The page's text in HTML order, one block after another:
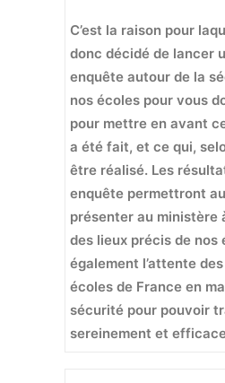
C’est la raison pour
donc décidé de lancer
enquête autour de la
nos écoles pour vous
pour mettre en avant
a été fait, et ce qui,
être réalisé. Les
enquête permettront au
présenter au ministère
des lieux précis de nos
également l’attente
écoles de France en
sécurité pour pouvoir
sereinement et